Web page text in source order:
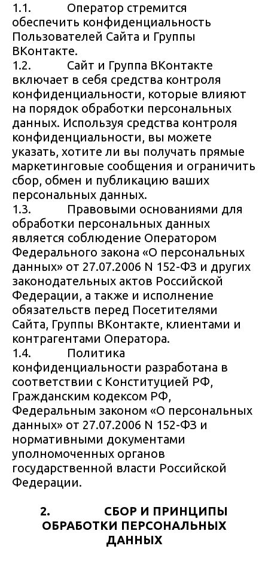
1.1. Оператор стремится
обеспечить конфиденциальность
Пользователей Сайта и Группы
ВКонтакте.
1.2. Сайт и Группа ВКонтакте
включает в себя средства контроля
конфиденциальности, которые влияют
на порядок обработки персональных
данных. Используя средства контроля
конфиденциальности, вы можете
указать, хотите ли вы получать прямые
маркетинговые сообщения и ограничить
сбор, обмен и публикацию ваших
персональных данных.
1.3. Правовыми основаниями для
обработки персональных данных
является соблюдение Оператором
Федерального закона «О персональных
данных» от 27.07.2006 N 152-ФЗ и других
законодательных актов Российской
Федерации, а также и исполнение
обязательств перед Посетителями
Сайта, Группы ВКонтакте, клиентами и
контрагентами Оператора.
1.4. Политика
конфиденциальности разработана в
соответствии с Конституцией РФ,
Гражданским кодексом РФ,
Федеральным законом «О персональных
данных» от 27.07.2006 N 152-ФЗ и
нормативными документами
уполномоченных органов
государственной власти Российской
Федерации.
2. СБОР И ПРИНЦИПЫ
ОБРАБОТКИ ПЕРСОНАЛЬНЫХ
ДАННЫХ